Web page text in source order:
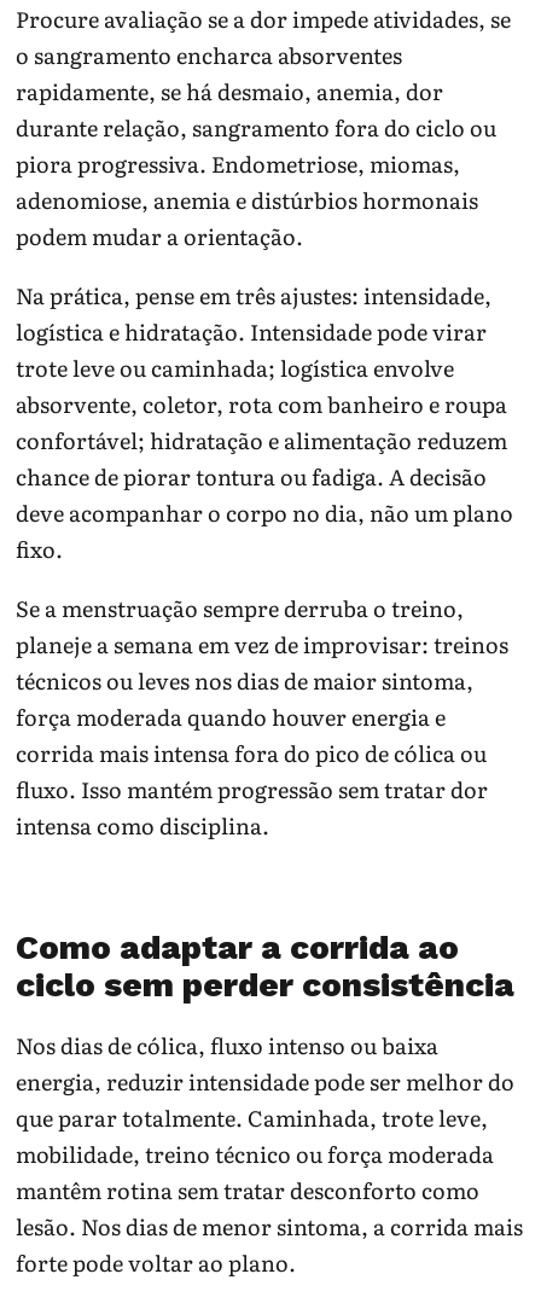
Procure avaliação se a dor impede atividades, se
o sangramento encharca absorventes
rapidamente, se há desmaio, anemia, dor
durante relação, sangramento fora do ciclo ou
piora progressiva. Endometriose, miomas,
adenomiose, anemia e distúrbios hormonais
podem mudar a orientação.
Na prática, pense em três ajustes: intensidade,
logística e hidratação. Intensidade pode virar
trote leve ou caminhada; logística envolve
absorvente, coletor, rota com banheiro e roupa
confortável; hidratação e alimentação reduzem
chance de piorar tontura ou fadiga. A decisão
deve acompanhar o corpo no dia, não um plano
fixo.
Se a menstruação sempre derruba o treino,
planeje a semana em vez de improvisar: treinos
técnicos ou leves nos dias de maior sintoma,
força moderada quando houver energia e
corrida mais intensa fora do pico de cólica ou
fluxo. Isso mantém progressão sem tratar dor
intensa como disciplina.
Como adaptar a corrida ao
ciclo sem perder consistência
Nos dias de cólica, fluxo intenso ou baixa
energia, reduzir intensidade pode ser melhor do
que parar totalmente. Caminhada, trote leve,
mobilidade, treino técnico ou força moderada
mantêm rotina sem tratar desconforto como
lesão. Nos dias de menor sintoma, a corrida mais
forte pode voltar ao plano.